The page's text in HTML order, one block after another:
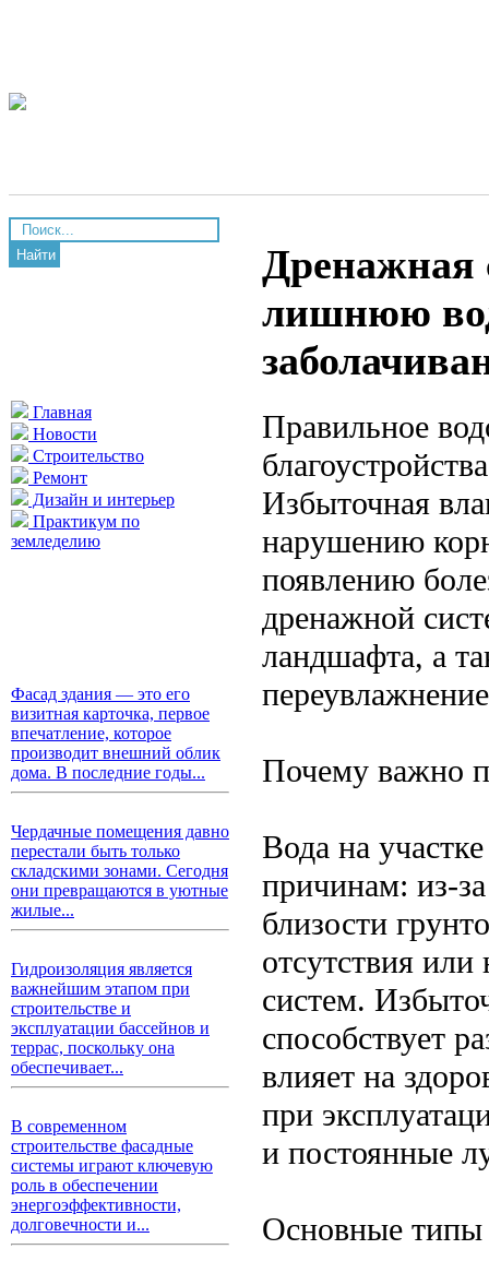
Найти
Главная
Новости
Строительство
Ремонт
Дизайн и интерьер
Практикум по
земледелию
Фасад здания — это его
визитная карточка, первое
впечатление, которое
производит внешний облик
дома. В последние годы...
Чердачные помещения давно
перестали быть только
складскими зонами. Сегодня
они превращаются в уютные
жилые...
Гидроизоляция является
важнейшим этапом при
строительстве и
эксплуатации бассейнов и
террас, поскольку она
обеспечивает...
В современном
строительстве фасадные
системы играют ключевую
роль в обеспечении
энергоэффективности,
долговечности и...
Дренажная
лишнюю
Правильное
Избыточная
нарушению
появлению
дренажной
ландшафта, а
Почему важно
Вода на
причинам: из-
близости
отсутствия
систем.
способствует
влияет на
при
и постоянные
Основные